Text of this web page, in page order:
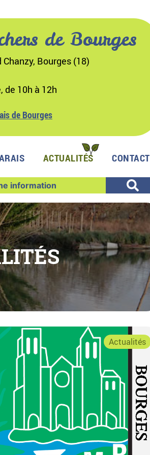
de Bourges
Bourges (18)
de 10h à 12h
de Bourges
ACTUALITÉS CONTACT
Actualités